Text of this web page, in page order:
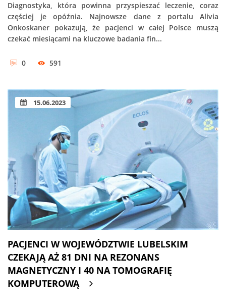
Diagnostyka, która powinna przyspieszać leczenie, coraz
częściej je opóźnia. Najnowsze dane z portalu Alivia
Onkoskaner pokazują, że pacjenci w całej Polsce muszą
czekać miesiącami na kluczowe badania fin...
0 591
15.06.2023
PACJENCI W WOJEWÓDZTWIE LUBELSKIM
CZEKAJĄ AŻ 81 DNI NA REZONANS
MAGNETYCZNY I 40 NA TOMOGRAFIĘ
KOMPUTEROWĄ